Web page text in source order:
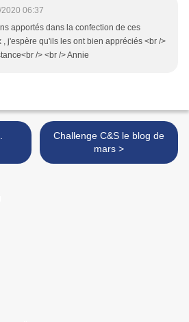
06:37
apportés dans la confection de ces
, j'espère qu'ils les ont bien appréciés <br />
/> <br /> Annie
Challenge C&S le blog de
mars >